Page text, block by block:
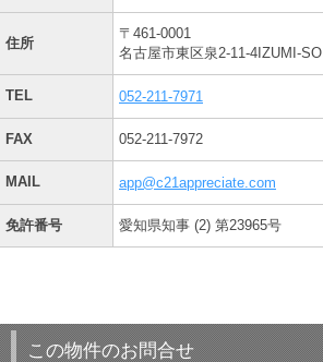
住所
〒461-0001
名古屋市東区泉2-11-4IZUMI-SO
TEL 052-211-7971
FAX 052-211-7972
MAIL app@c21appreciate.com
免許番号 愛知県知事 (2) 第23965号
この物件のお問合せ